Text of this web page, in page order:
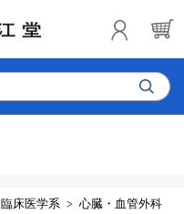
臨床医学系 心臓・血管外科